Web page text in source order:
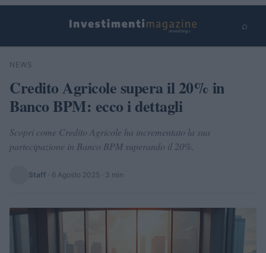
⌕
Cerca
NEWS
Credito Agricole supera il 20% in
Banco BPM: ecco i dettagli
Scopri come Credito Agricole ha incrementato la sua
partecipazione in Banco BPM superando il 20%.
Staff · 6 Agosto 2025 · 3 min